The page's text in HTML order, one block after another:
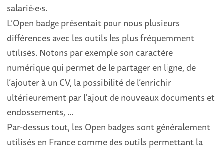
salarié·e·s.
L’Open badge présentait pour nous plusieurs
différences avec les outils les plus fréquemment
utilisés. Notons par exemple son caractère
numérique qui permet de le partager en ligne, de
l’ajouter à un CV, la possibilité de l’enrichir
ultérieurement par l’ajout de nouveaux documents et
endossements, ...
Par-dessus tout, les Open badges sont généralement
utilisés en France comme des outils permettant la